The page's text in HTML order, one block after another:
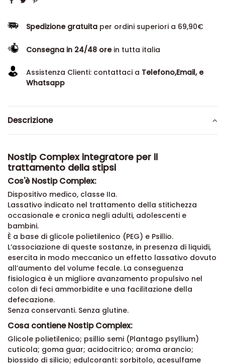
Spedizione gratuita per ordini superiori a 69,90€
Consegna in 24/48 orein tutta italia
Assistenza Clienti: contattaci a Telefono,Email, e
Whatsapp
Descrizione
Nostip Complex integratore per il
trattamento della stipsi
Cos'è Nostip Complex:
Dispositivo medico, classe IIa.
Lassativo indicato nel trattamento della stitichezza
occasionale e cronica negli adulti, adolescenti e
bambini.
È a base di glicole polietilenico (PEG) e Psillio.
L’associazione di queste sostanze, in presenza di liquidi,
esercita in modo meccanico un effetto lassativo dovuto
all’aumento del volume fecale. La conseguenza
fisiologica è un migliore avanzamento propulsivo nel
colon di feci ammorbidite e una facilitazione della
defecazione.
Senza conservanti. Senza glutine.
Cosa contiene Nostip Complex:
Glicole polietilenico; psillio semi (Plantago psyllium)
cuticola; goma guar; acidocitrico; aroma arancio;
biossido di silicio; edulcoranti: sorbitolo, acesulfame